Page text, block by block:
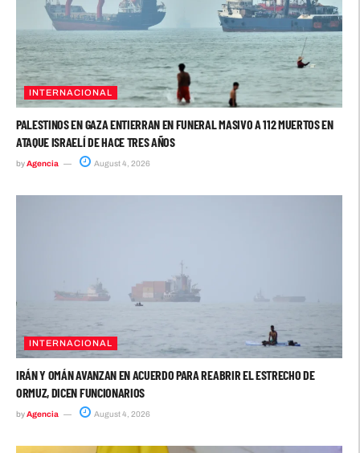
INTERNACIONAL
PALESTINOS EN GAZA ENTIERRAN EN FUNERAL MASIVO A 112 MUERTOS EN
ATAQUE ISRAELÍ DE HACE TRES AÑOS
byAgencia August 4, 2026
INTERNACIONAL
IRÁN Y OMÁN AVANZAN EN ACUERDO PARA REABRIR EL ESTRECHO DE
ORMUZ, DICEN FUNCIONARIOS
byAgencia August 4, 2026